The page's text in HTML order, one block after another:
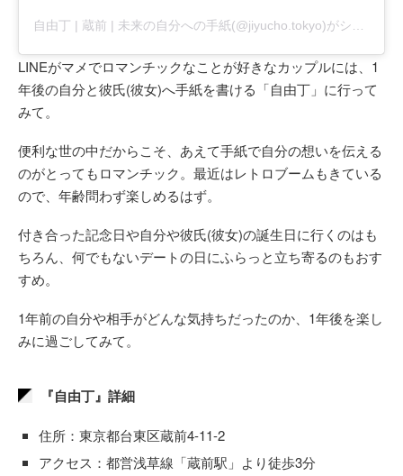
LINEがマメでロマンチックなことが好きなカップルには、1
年後の自分と彼氏(彼女)へ手紙を書ける「自由丁」に行って
みて。
便利な世の中だからこそ、あえて手紙で自分の想いを伝える
のがとってもロマンチック。最近はレトロブームもきている
ので、年齢問わず楽しめるはず。
付き合った記念日や自分や彼氏(彼女)の誕生日に行くのはも
ちろん、何でもないデートの日にふらっと立ち寄るのもおす
すめ。
1年前の自分や相手がどんな気持ちだったのか、1年後を楽し
みに過ごしてみて。
『自由丁』詳細
住所：東京都台東区蔵前4-11-2
アクセス：都営浅草線「蔵前駅」より徒歩3分